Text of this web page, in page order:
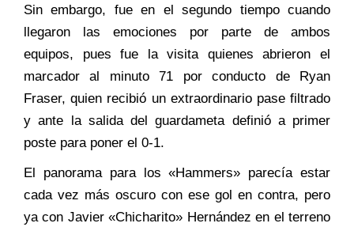
Sin embargo, fue en el segundo tiempo cuando
llegaron las emociones por parte de ambos
equipos, pues fue la visita quienes abrieron el
marcador al minuto 71 por conducto de Ryan
Fraser, quien recibió un extraordinario pase filtrado
y ante la salida del guardameta definió a primer
poste para poner el 0-1.
El panorama para los «Hammers» parecía estar
cada vez más oscuro con ese gol en contra, pero
ya con Javier «Chicharito» Hernández en el terreno